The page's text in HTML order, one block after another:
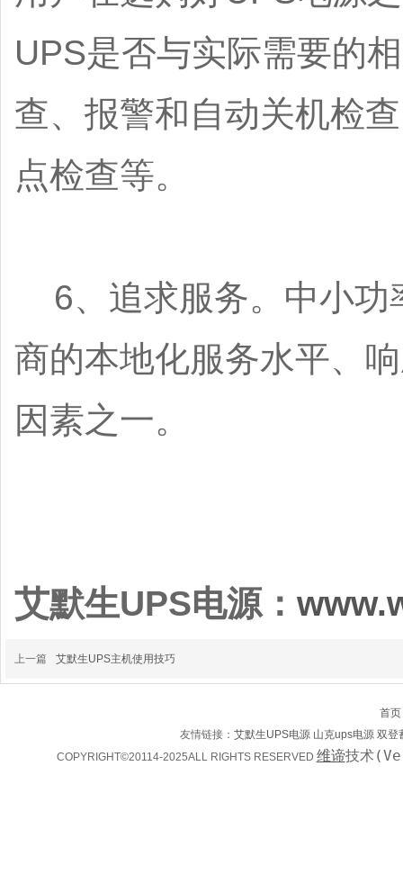
UPS是否与实际需要的
查、报警和自动关机检
点检查等。
6、追求服务。中小功
商的本地化服务水平、
因素之一。
艾默生UPS电源：
上一篇 艾默生UPS主机使用技巧
首页
友情链接： 艾默生UPS电源 山克ups电源 双登
COPYRIGHT©20114-2025ALL RIGHTS RESERVED 维谛技术